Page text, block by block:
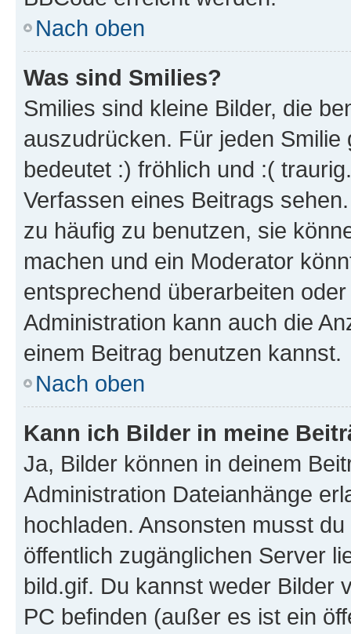
Nach oben
Was sind Smilies?
Smilies sind kleine Bilder, die
auszudrücken. Für jeden
bedeutet :) fröhlich und :(
Verfassen eines Beitrags
zu häufig zu benutzen, sie
machen und ein Moderator
entsprechend überarbeiten
Administration kann auch die
einem Beitrag benutzen kannst.
Nach oben
Kann ich Bilder in meine
Ja, Bilder können in deinem
Administration Dateianhänge
hochladen. Ansonsten musst
öffentlich zugänglichen Server
bild.gif. Du kannst weder Bilder
PC befinden (außer es ist ein